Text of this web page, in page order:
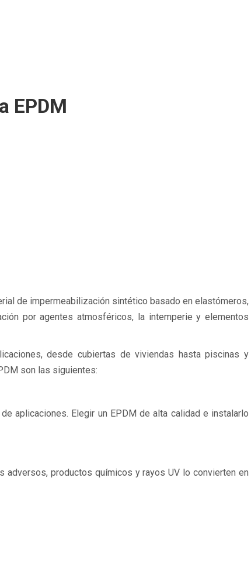
EPDM
de impermeabilización sintético basado en elastómeros,
por agentes atmosféricos, la intemperie y elementos
desde cubiertas de viviendas hasta piscinas y
son las siguientes:
aplicaciones. Elegir un EPDM de alta calidad e instalarlo
adversos, productos químicos y rayos UV lo convierten en